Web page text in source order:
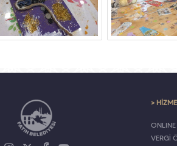
>
ONLINE
VERGİ